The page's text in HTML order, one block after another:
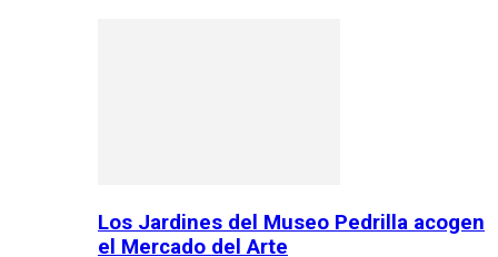
Los Jardines del Museo Pedrilla acogen
el Mercado del Arte